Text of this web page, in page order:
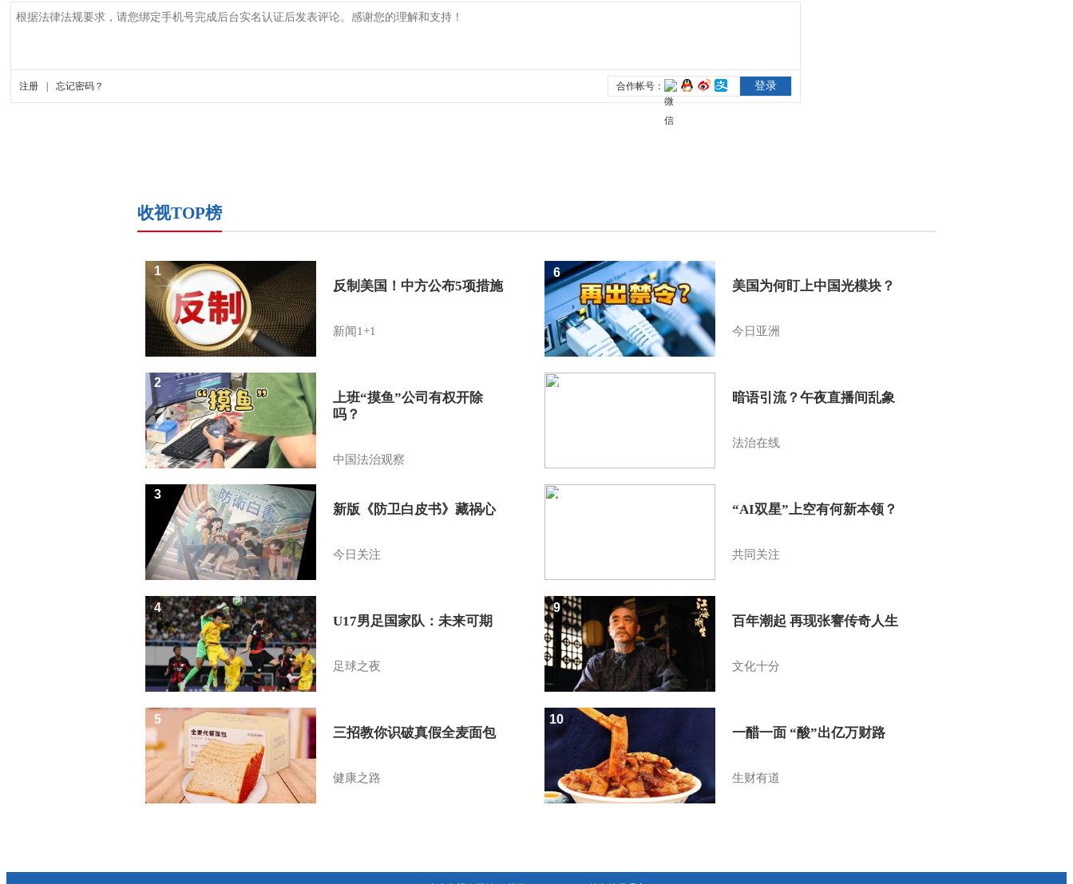
收视TOP榜
反制美国！中方公布5项措施
新闻1+1
1
上班“摸鱼”公司有权开除
吗？
中国法治观察
2
新版《防卫白皮书》藏祸心
今日关注
3
U17男足国家队：未来可期
足球之夜
4
三招教你识破真假全麦面包
健康之路
5
美国为何盯上中国光模块？
今日亚洲
6
暗语引流？午夜直播间乱象
法治在线
7
“AI双星”上空有何新本领？
共同关注
8
百年潮起 再现张謇传奇人生
文化十分
9
一醋一面 “酸”出亿万财路
生财有道
10